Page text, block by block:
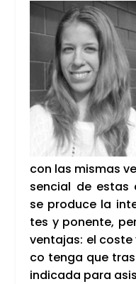
con las mis­mas
sen­cial de estas
se pro­du­ce la
tes y ponen­te,
ven­ta­jas: el
co ten­ga que
indi­ca­da para